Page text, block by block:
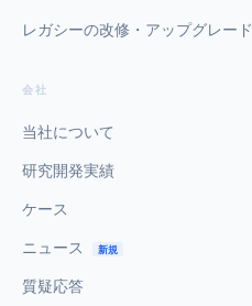
レガシーの改修・アップグレード
会社
当社について
研究開発実績
ケース
ニュース 新規
質疑応答